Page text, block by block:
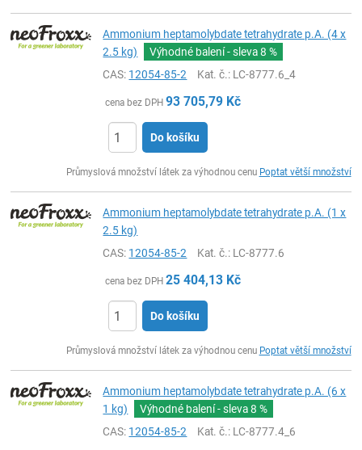
Ammonium heptamolybdate tetrahydrate p.A. (4 x
2.5 kg)
Výhodné balení - sleva8 %
CAS: 12054-85-2 Kat. č.: LC-8777.6_4
cena bez DPH 93 705,79 Kč
Do košíku
Průmyslová množství látek za výhodnou cenu Poptat větší množství
Ammonium heptamolybdate tetrahydrate p.A. (1 x
2.5 kg)
CAS: 12054-85-2 Kat. č.: LC-8777.6
cena bez DPH 25 404,13 Kč
Do košíku
Průmyslová množství látek za výhodnou cenu Poptat větší množství
Ammonium heptamolybdate tetrahydrate p.A. (6 x
1 kg)
Výhodné balení - sleva8 %
CAS: 12054-85-2 Kat. č.: LC-8777.4_6